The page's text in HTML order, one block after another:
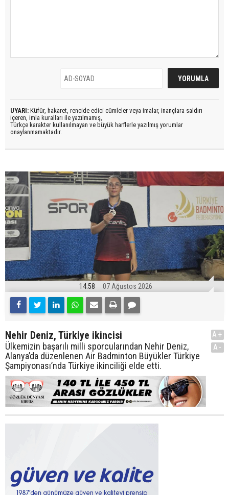
UYARI: Küfür, hakaret, rencide edici cümleler veya imalar, inançlara saldırı
içeren, imla kuralları ile yazılmamış,
Türkçe karakter kullanılmayan ve büyük harflerle yazılmış yorumlar
onaylanmamaktadır.
14:58 07 Ağustos 2026
Nehir Deniz, Türkiye ikincisi
Ülkemizin başarılı milli sporcularından Nehir Deniz,
Alanya’da düzenlenen Air Badminton Büyükler Türkiye
Şampiyonası’nda Türkiye ikinciliği elde etti.
A+
A-